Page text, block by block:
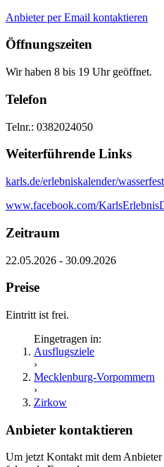
Anbieter per Email kontaktieren
Öffnungszeiten
Wir haben 8 bis 19 Uhr geöffnet.
Telefon
Telnr.: 0382024050
Weiterführende Links
karls.de/erlebniskalender/
www.facebook.com/
Zeitraum
22.05.2026 - 30.09.2026
Preise
Eintritt ist frei.
Eingetragen in:
Ausflugsziele
›
Mecklenburg-Vorpommern
›
Zirkow
Anbieter kontaktieren
Um jetzt Kontakt mit dem